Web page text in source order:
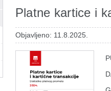
Platne kartice i
Objavljeno: 11.8.2025.